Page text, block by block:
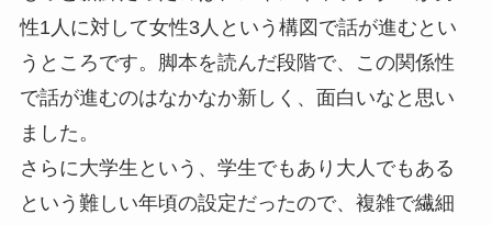
性1人に対して女性3人という構図で話が進むとい
うところです。脚本を読んだ段階で、この関係性
で話が進むのはなかなか新しく、面白いなと思い
ました。
さらに大学生という、学生でもあり大人でもある
という難しい年頃の設定だったので、複雑で繊細